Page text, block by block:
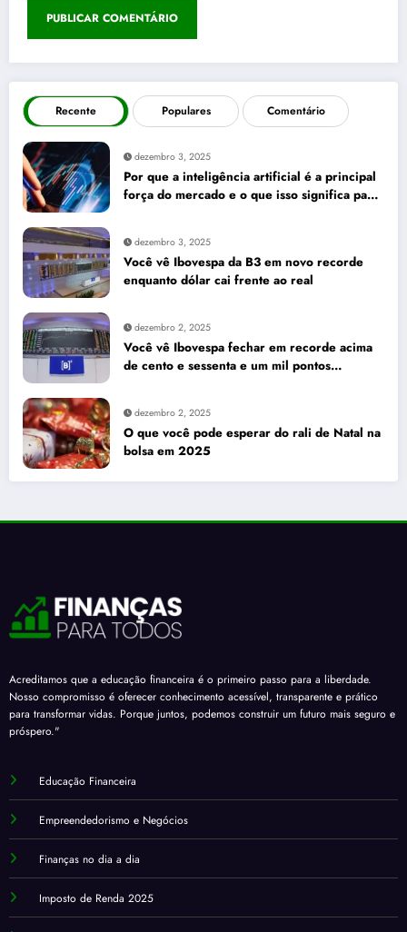
Recente Populares Comentário
dezembro 3, 2025
Por que a inteligência artificial é a principal
força do mercado e o que isso significa para
dezembro 3, 2025
Você vê Ibovespa da B3 em novo recorde
enquanto dólar cai frente ao real
dezembro 2, 2025
Você vê Ibovespa fechar em recorde acima
de cento e sessenta e um mil pontos
dezembro 2, 2025
O que você pode esperar do rali de Natal na
bolsa em 2025
Acreditamos que a educação financeira é o primeiro passo para a liberdade.
Nosso compromisso é oferecer conhecimento acessível, transparente e prático
para transformar vidas. Porque juntos, podemos construir um futuro mais seguro e
próspero."
Educação Financeira
Empreendedorismo e Negócios
Finanças no dia a dia
Imposto de Renda 2025